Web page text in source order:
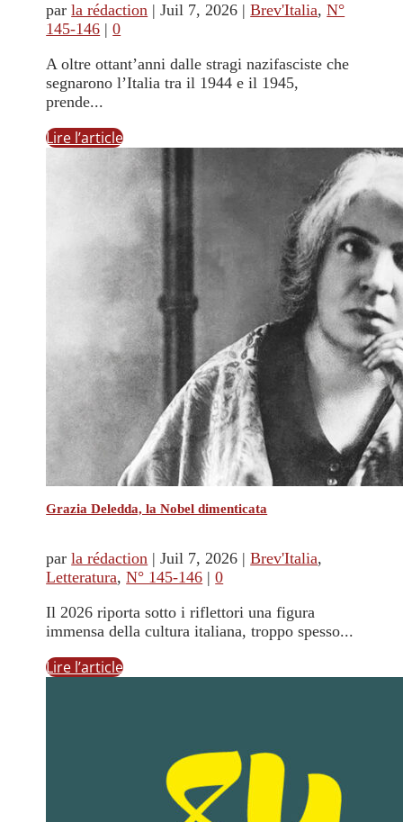
parla rédaction |Juil 7, 2026 |Brev'Italia,N°
145-146 |0
A oltre ottant’anni dalle stragi nazifasciste che
segnarono l’Italia tra il 1944 e il 1945,
prende...
Lire l’article
Grazia Deledda, la Nobel dimenticata
parla rédaction |Juil 7, 2026 |Brev'Italia,
Letteratura,N° 145-146 |0
Il 2026 riporta sotto i riflettori una figura
immensa della cultura italiana, troppo spesso...
Lire l’article